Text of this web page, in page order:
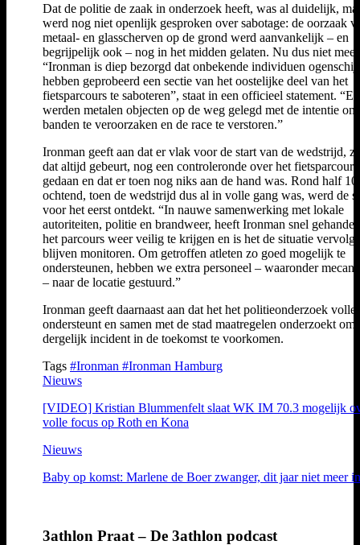
Dat de politie de zaak in onderzoek heeft, was al duidelijk,
werd nog niet openlijk gesproken over sabotage: de oorzaak
metaal- en glasscherven op de grond werd aanvankelijk – en
begrijpelijk ook – nog in het midden gelaten. Nu dus niet
“Ironman is diep bezorgd dat onbekende individuen
hebben geprobeerd een sectie van het oostelijke deel van het
fietsparcours te saboteren”, staat in een officieel statement. “Er
werden metalen objecten op de weg gelegd met de intentie
banden te veroorzaken en de race te verstoren.”
Ironman geeft aan dat er vlak voor de start van de wedstrijd,
dat altijd gebeurt, nog een controleronde over het
gedaan en dat er toen nog niks aan de hand was. Rond half
ochtend, toen de wedstrijd dus al in volle gang was, werd de
voor het eerst ontdekt. “In nauwe samenwerking met lokale
autoriteiten, politie en brandweer, heeft Ironman snel
het parcours weer veilig te krijgen en is het de situatie
blijven monitoren. Om getroffen atleten zo goed mogelijk te
ondersteunen, hebben we extra personeel – waaronder
– naar de locatie gestuurd.”
Ironman geeft daarnaast aan dat het het politieonderzoek
ondersteunt en samen met de stad maatregelen onderzoekt om
dergelijk incident in de toekomst te voorkomen.
Tags #Ironman #Ironman Hamburg
Nieuws
[VIDEO] Kristian Blummenfelt slaat WK IM 70.3 mogelijk
volle focus op Roth en Kona
Nieuws
Baby op komst: Marlene de Boer zwanger, dit jaar niet meer
3athlon Praat – De 3athlon podcast